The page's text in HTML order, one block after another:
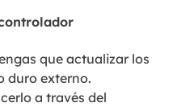
que actualizar los
duro externo.
a través del